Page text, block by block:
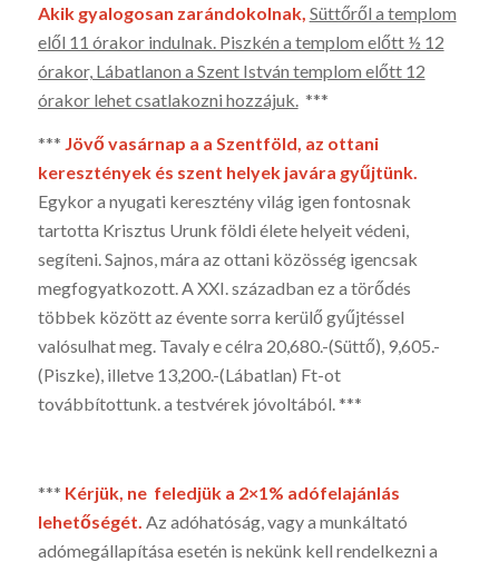
Akik gyalogosan zarándokolnak, Süttőről a templom
elől 11 órakor indul­nak. Piszkén a templom előtt ½ 12
órakor, Lábatlanon a Szent István temp­lom előtt 12
órakor lehet csatlakozni hozzájuk. ***
*** Jövő vasárnap a a Szentföld, az ottani
keresztények és szent helyek javára gyűj­tünk.
Egykor a nyugati keresztény világ igen fontosnak
tartotta Krisztus Urunk föl­di élete helyeit védeni,
segíteni. Sajnos, mára az ottani közösség igencsak
megfogyatkozott. A XXI. században ez a törődés
többek között az évente sorra kerülő gyűjtéssel
valósulhat meg. Tavaly e célra 20,680.-(Süttő), 9,605.-
(Piszke), illetve 13,200.-(Lábatlan) Ft-ot
továbbítottunk. a testvé­rek jóvoltából. ***
*** Kérjük, ne feled­jük a 2×1% adófelajánlás
lehetőségét. Az adóható­ság, vagy a munkáltató
adómegállapítása esetén is nekünk kell rendelkezni a